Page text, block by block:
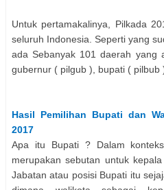
Untuk pertamakalinya, Pilkada
seluruh Indonesia. Seperti yang
ada Sebanyak 101 daerah yang
gubernur ( pilgub ), bupati ( pilbub
Hasil Pemilihan Bupati dan
2017
Apa itu Bupati ? Dalam
merupakan sebutan untuk
Jabatan atau posisi Bupati itu